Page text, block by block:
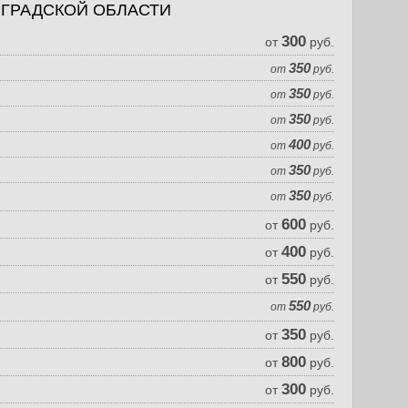
ОБЛАСТИ
от300 руб.
от 350руб.
от 350руб.
от 350руб.
от 400руб.
от 350руб.
от 350руб.
от600 руб.
от400 руб.
от550 руб.
от 550руб.
от350 руб.
от800 руб.
от300 руб.